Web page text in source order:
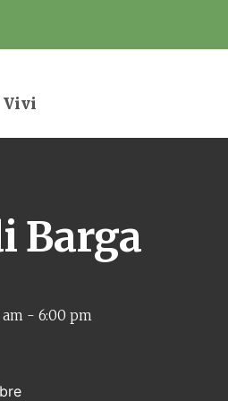
Vivi
Barga
am - 6:00 pm